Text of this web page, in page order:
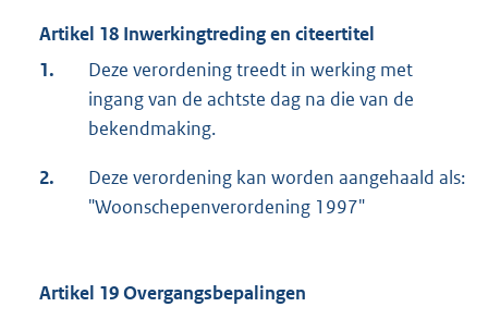
Artikel 18 Inwerkingtreding en citeertitel
1.
Deze verordening treedt in werking met
ingang van de achtste dag na die van de
bekendmaking.
2.
Deze verordening kan worden aangehaald als:
"Woonschepenverordening 1997"
Artikel 19 Overgangsbepalingen